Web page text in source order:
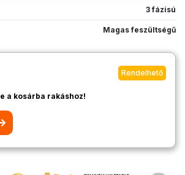
3 fázisú
Magas feszültségű
Rendelhető
a kosárba rakáshoz!